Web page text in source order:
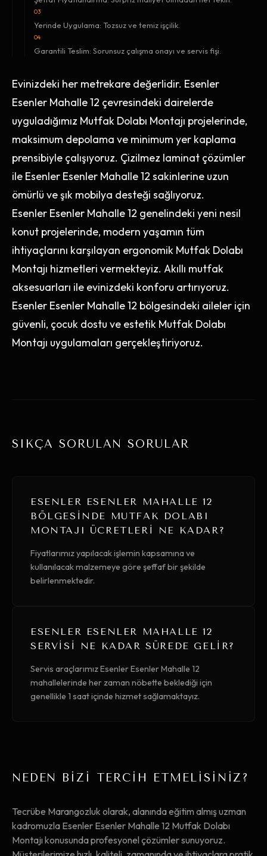
03
Yerinde Uygulama: Tozsuz ve temiz işçilik.
04
Garantili Teslim: Sorunsuz çalışma onayı ve servis fişi.
Evinizdeki her metrekare değerlidir. Esenler
Esenler Mahalle 12 çevresindeki dairelerde
uyguladığımız Mutfak Dolabı Montajı projelerinde,
maksimum depolama ve minimum yer kaplama
prensibiyle çalışıyoruz. Çizilmez laminat çözümler
ile Esenler Esenler Mahalle 12 sakinlerine uzun
ömürlü ve şık mobilya desteği sağlıyoruz.
Esenler Esenler Mahalle 12 genelindeki yeni nesil
konut projelerinde, modern yaşamın tüm
ihtiyaçlarını karşılayan ergonomik Mutfak Dolabı
Montajı hizmetleri vermekteyiz. Akıllı mutfak
aksesuarları ile evinizdeki konforu artırıyoruz.
Esenler Esenler Mahalle 12 bölgesindeki aileler için
güvenli, çocuk dostu ve estetik Mutfak Dolabı
Montajı uygulamaları gerçekleştiriyoruz.
SIKÇA SORULAN SORULAR
ESENLER ESENLER MAHALLE 12
BÖLGESINDE MUTFAK DOLABI
MONTAJI ÜCRETLERI NE KADAR?
Fiyatlarımız yapılacak işlemin kapsamına ve
kullanılacak malzemeye göre şeffaf bir şekilde
belirlenmektedir.
ESENLER ESENLER MAHALLE 12
SERVISI NE KADAR SÜREDE GELIR?
Servis araçlarımız Esenler Esenler Mahalle 12
mahallelerinde her zaman nöbette beklediği için
genellikle 1 saat içinde hizmet sağlamaktayız.
NEDEN BİZİ TERCİH ETMELİSİNİZ?
Tecrübe Marangozluk olarak, alanında eğitim almış uzman
kadromuzla Esenler Esenler Mahalle 12 Mutfak Dolabı
Montajı konusunda profesyonel çözümler sunuyoruz.